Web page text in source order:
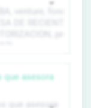
que asesora